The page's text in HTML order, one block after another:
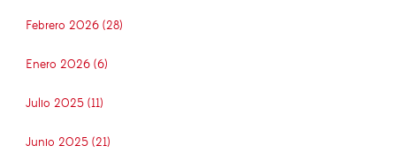
Febrero 2026 (28)
Enero 2026 (6)
Julio 2025 (11)
Junio 2025 (21)